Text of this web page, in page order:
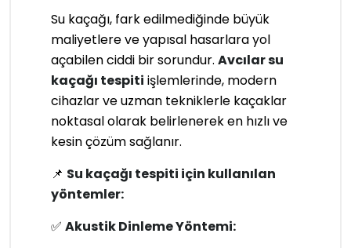
Su kaçağı, fark edilmediğinde büyük
maliyetlere ve yapısal hasarlara yol
açabilen ciddi bir sorundur. Avcılar su
kaçağı tespiti işlemlerinde, modern
cihazlar ve uzman tekniklerle kaçaklar
noktasal olarak belirlenerek en hızlı ve
kesin çözüm sağlanır.
📌 Su kaçağı tespiti için kullanılan
yöntemler:
✅ Akustik Dinleme Yöntemi: